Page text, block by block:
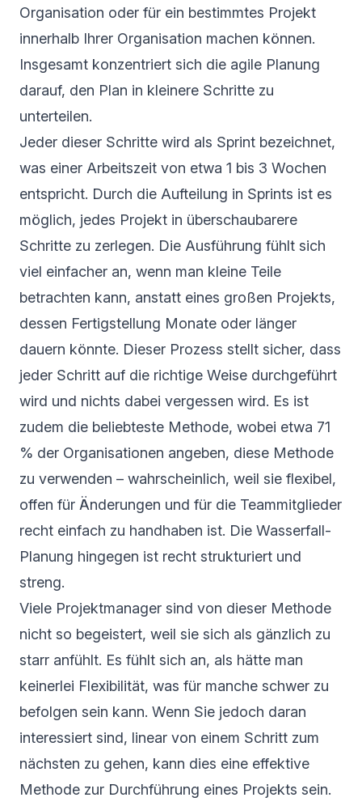
Organisation oder für ein bestimmtes Projekt
innerhalb Ihrer Organisation machen können.
Insgesamt konzentriert sich die agile Planung
darauf, den Plan in kleinere Schritte zu
unterteilen.
Jeder dieser Schritte wird als Sprint bezeichnet,
was einer Arbeitszeit von etwa 1 bis 3 Wochen
entspricht. Durch die Aufteilung in Sprints ist es
möglich, jedes Projekt in überschaubarere
Schritte zu zerlegen. Die Ausführung fühlt sich
viel einfacher an, wenn man kleine Teile
betrachten kann, anstatt eines großen Projekts,
dessen Fertigstellung Monate oder länger
dauern könnte. Dieser Prozess stellt sicher, dass
jeder Schritt auf die richtige Weise durchgeführt
wird und nichts dabei vergessen wird. Es ist
zudem die beliebteste Methode, wobei etwa 71
% der Organisationen angeben, diese Methode
zu verwenden – wahrscheinlich, weil sie flexibel,
offen für Änderungen und für die Teammitglieder
recht einfach zu handhaben ist. Die Wasserfall-
Planung hingegen ist recht strukturiert und
streng.
Viele Projektmanager sind von dieser Methode
nicht so begeistert, weil sie sich als gänzlich zu
starr anfühlt. Es fühlt sich an, als hätte man
keinerlei Flexibilität, was für manche schwer zu
befolgen sein kann. Wenn Sie jedoch daran
interessiert sind, linear von einem Schritt zum
nächsten zu gehen, kann dies eine effektive
Methode zur Durchführung eines Projekts sein.